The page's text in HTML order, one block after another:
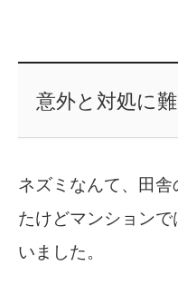
意外と対処に
ネズミなんて、田
たけどマンション
いました。